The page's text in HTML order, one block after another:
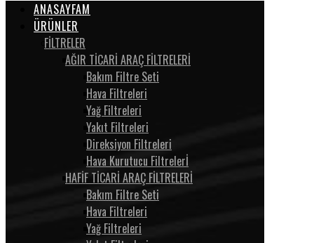
ANASAYFAM
ÜRÜNLER
FİLTRELER
AĞIR TİCARİ ARAÇ FİLTRELERİ
Bakım Filtre Seti
Hava Filtreleri
Yağ Filtreleri
Yakıt Filtreleri
Direksiyon Filtreleri
Hava Kurutucu Filtrelerİ
HAFİF TİCARİ ARAÇ FİLTRELERİ
Bakım Filtre Seti
Hava Filtreleri
Yağ Filtreleri